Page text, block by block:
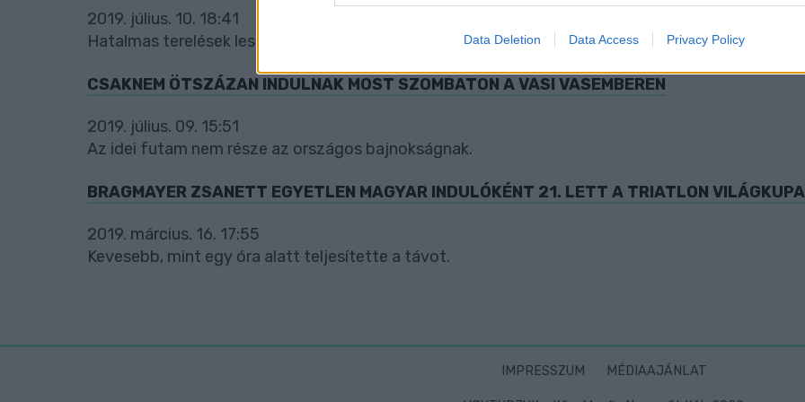
web or device identifiers in apps.
I want to allow Google to enable storage related to functionality of the website
I want to allow Google to enable storage related to personalization.
authentication functionality and fraud prevention, and other user protection.
Data Deletion Data Access Privacy Policy
2019. július. 10. 18:41
Hatalmas terelések lesznek.
CSAKNEM ÖTSZÁZAN INDULNAK MOST SZOMBATON A VASI VASEMBEREN
2019. július. 09. 15:51
Az idei futam nem része az országos bajnokságnak.
BRAGMAYER ZSANETT EGYETLEN MAGYAR INDULÓKÉNT 21. LETT A TRIATLON
2019. március. 16. 17:55
Kevesebb, mint egy óra alatt teljesítette a távot.
IMPRESSZUM MÉDIAAJÁNLAT